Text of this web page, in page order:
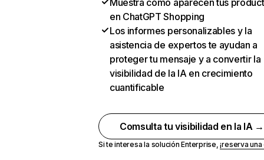
Muestra cómo aparecen tus
en ChatGPT Shopping
Los informes personalizables y la
asistencia de expertos te ayudan a
proteger tu mensaje y a convertir la
visibilidad de la IA en crecimiento
cuantificable
Comsulta tu visibilidad en la IA →
Si te interesa la solución Enterprise,¡reserva